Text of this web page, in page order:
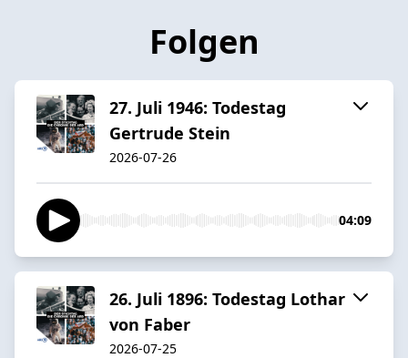
Folgen
27. Juli 1946: Todestag
Gertrude Stein
2026-07-26
04:09
26. Juli 1896: Todestag Lothar
von Faber
2026-07-25